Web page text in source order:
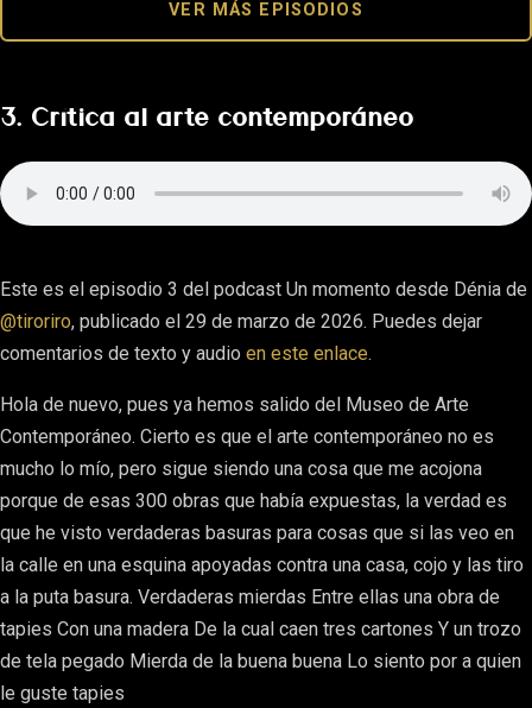
VER MÁS EPISODIOS
3. Crítica al arte contemporáneo
Este es el episodio 3 del podcast Un momento desde Dénia de
@tiroriro, publicado el 29 de marzo de 2026. Puedes dejar
comentarios de texto y audio en este enlace.
Hola de nuevo, pues ya hemos salido del Museo de Arte
Contemporáneo. Cierto es que el arte contemporáneo no es
mucho lo mío, pero sigue siendo una cosa que me acojona
porque de esas 300 obras que había expuestas, la verdad es
que he visto verdaderas basuras para cosas que si las veo en
la calle en una esquina apoyadas contra una casa, cojo y las tiro
a la puta basura. Verdaderas mierdas Entre ellas una obra de
tapies Con una madera De la cual caen tres cartones Y un trozo
de tela pegado Mierda de la buena buena Lo siento por a quien
le guste tapies